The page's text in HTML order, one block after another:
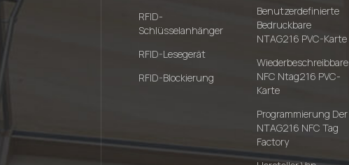
RFID-
Schlüsselanhänger
RFID-Lesegerät
RFID-Blockierung
Benutzerdefinierte
Bedruckbare
NTAG216 PVC-Karte
Wiederbeschreibbare
NFC Ntag216 PVC-
Karte
Programmierung Der
NTAG216 NFC Tag
Factory